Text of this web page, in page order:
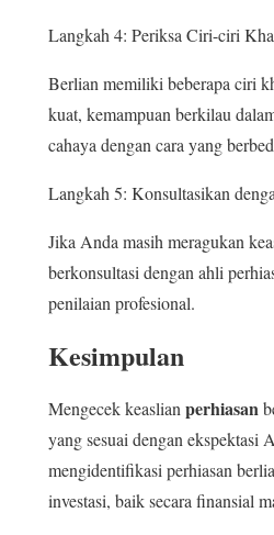
Langkah 4: Periksa Ciri-ciri
Berlian memiliki beberapa ciri
kuat, kemampuan berkilau
cahaya dengan cara yang
Langkah 5: Konsultasikan
Jika Anda masih meragukan
berkonsultasi dengan ahli
penilaian profesional.
Kesimpulan
Mengecek keaslianperhiasan
yang sesuai dengan
mengidentifikasi perhiasan
investasi, baik secara finansial